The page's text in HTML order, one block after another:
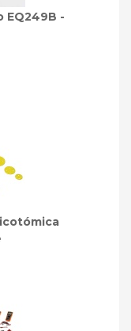
EQ249B -